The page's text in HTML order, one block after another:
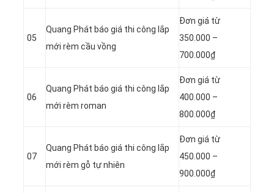
05
Quang Phát báo giá thi công lắp
mới rèm cầu vồng
Đơn giá từ
350.000 –
700.000₫
06
Quang Phát báo giá thi công lắp
mới rèm roman
Đơn giá từ
400.000 –
800.000₫
07
Quang Phát báo giá thi công lắp
mới rèm gỗ tự nhiên
Đơn giá từ
450.000 –
900.000₫